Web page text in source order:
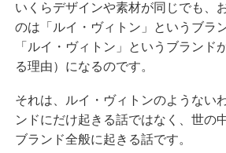
いくらデザインや素材が同じでも、
のは「ルイ・ヴィトン」というブラ
「ルイ・ヴィトン」というブランド
る理由）になるのです。
それは、ルイ・ヴィトンのようない
ンドにだけ起きる話ではなく、世の
ブランド全般に起きる話です。